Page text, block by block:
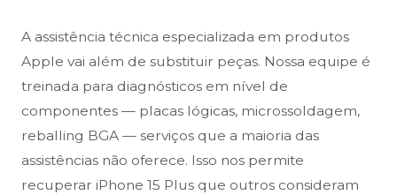
A assistência técnica especializada em produtos
Apple vai além de substituir peças. Nossa equipe é
treinada para diagnósticos em nível de
componentes — placas lógicas, microssoldagem,
reballing BGA — serviços que a maioria das
assistências não oferece. Isso nos permite
recuperar iPhone 15 Plus que outros consideram